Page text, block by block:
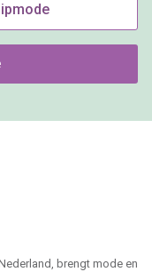
brengt mode en